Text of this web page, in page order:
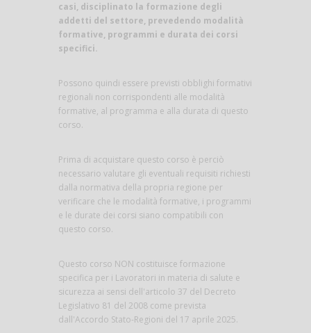
casi, disciplinato la formazione degli
addetti del settore, prevedendo modalità
formative, programmi e durata dei corsi
specifici.
Possono quindi essere previsti obblighi formativi
regionali non corrispondenti alle modalità
formative, al programma e alla durata di questo
corso.
Prima di acquistare questo corso è perciò
necessario valutare gli eventuali requisiti richiesti
dalla normativa della propria regione per
verificare che le modalità formative, i programmi
e le durate dei corsi siano compatibili con
questo corso.
Questo corso NON costituisce formazione
specifica per i Lavoratori in materia di salute e
sicurezza ai sensi dell'articolo 37 del Decreto
Legislativo 81 del 2008 come prevista
dall'Accordo Stato-Regioni del 17 aprile 2025.